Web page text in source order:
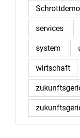
services
system
wirtschaft